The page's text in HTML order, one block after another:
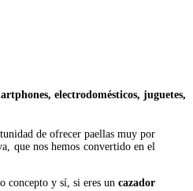
electrodomésticos, juguetes,
de ofrecer paellas muy por
que nos hemos convertido en el
concepto y sí, si eres uncazador